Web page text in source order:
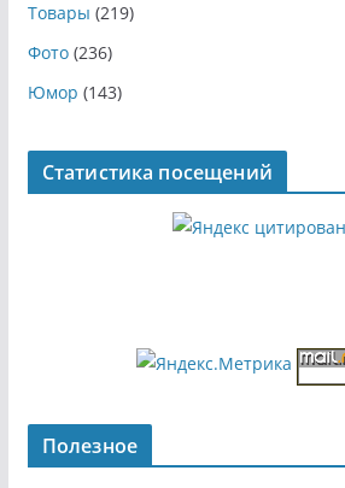
Товары (219)
Фото(236)
Юмор (143)
Статистика посещений
Полезное